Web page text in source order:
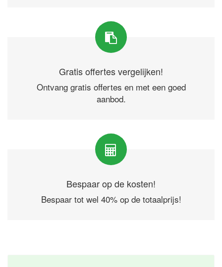
Gratis offertes vergelijken!
Ontvang gratis offertes en met een goed
aanbod.
Bespaar op de kosten!
Bespaar tot wel 40% op de totaalprijs!